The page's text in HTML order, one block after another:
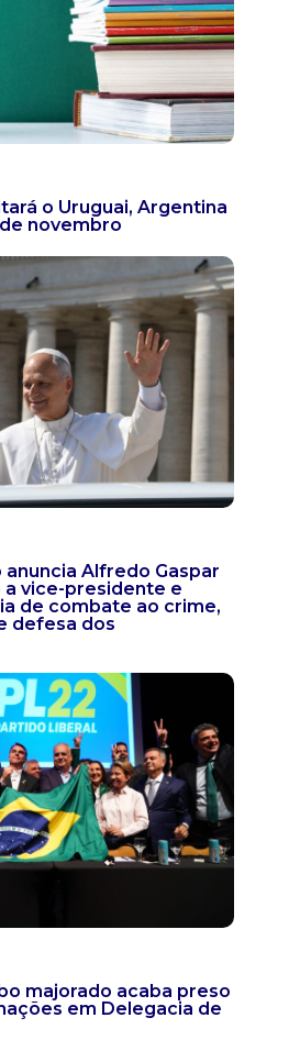
o Uruguai, Argentina
novembro
anuncia Alfredo Gaspar
vice-presidente e
de combate ao crime,
defesa dos
majorado acaba preso
em Delegacia de